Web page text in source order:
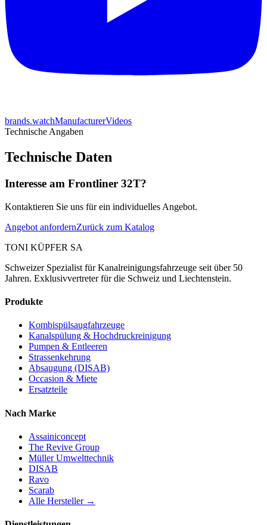
brands.watchManufacturerVideos
Technische Angaben
Technische Daten
Interesse am Frontliner 32T?
Kontaktieren Sie uns für ein individuelles Angebot.
Angebot anfordernZurück zum Katalog
TONI KÜPFER SA
Schweizer Spezialist für Kanalreinigungsfahrzeuge seit über 50
Jahren. Exklusivvertreter für die Schweiz und Liechtenstein.
Produkte
Kombispülsaugfahrzeuge
Kanalspülung & Hochdruckreinigung
Pumpen & Entleeren
Strassenkehrung
Absaugung (DISAB)
Occasion & Miete
Ersatzteile
Nach Marke
Assainiconcept
The Revive Group
Müller Umwelttechnik
DISAB
Ravo
Scarab
Alle Hersteller →